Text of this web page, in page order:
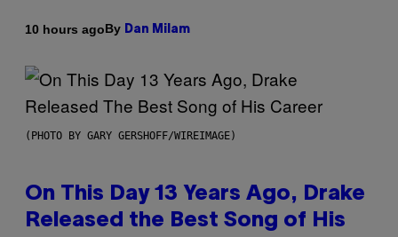
10 hours agoBy Dan Milam
(PHOTO BY GARY GERSHOFF/WIREIMAGE)
On This Day 13 Years Ago, Drake
Released the Best Song of His